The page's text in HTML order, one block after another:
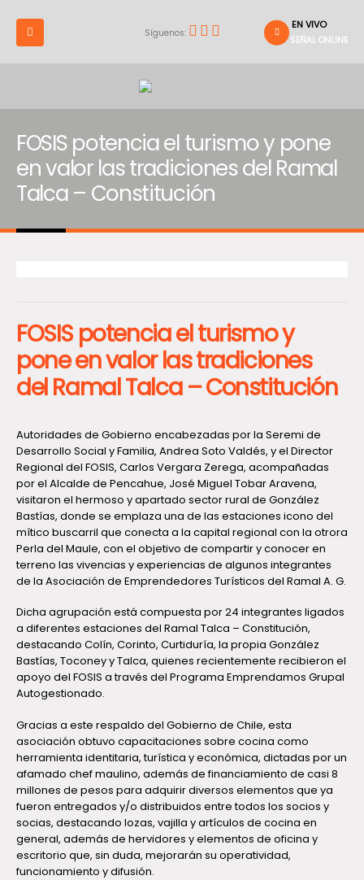
Síguenos:
EN VIVO
SEÑAL ONLINE
FOSIS potencia el turismo y pone
en valor las tradiciones del Ramal
Talca – Constitución
FOSIS potencia el turismo y
pone en valor las tradiciones
del Ramal Talca – Constitución
Autoridades de Gobierno encabezadas por la Seremi de
Desarrollo Social y Familia, Andrea Soto Valdés, y el Director
Regional del FOSIS, Carlos Vergara Zerega, acompañadas
por el Alcalde de Pencahue, José Miguel Tobar Aravena,
visitaron el hermoso y apartado sector rural de González
Bastías, donde se emplaza una de las estaciones icono del
mítico buscarril que conecta a la capital regional con la otrora
Perla del Maule, con el objetivo de compartir y conocer en
terreno las vivencias y experiencias de algunos integrantes
de la Asociación de Emprendedores Turísticos del Ramal A. G.
Dicha agrupación está compuesta por 24 integrantes ligados
a diferentes estaciones del Ramal Talca – Constitución,
destacando Colín, Corinto, Curtiduría, la propia González
Bastías, Toconey y Talca, quienes recientemente recibieron el
apoyo del FOSIS a través del Programa Emprendamos Grupal
Autogestionado.
Gracias a este respaldo del Gobierno de Chile, esta
asociación obtuvo capacitaciones sobre cocina como
herramienta identitaria, turística y económica, dictadas por un
afamado chef maulino, además de financiamiento de casi 8
millones de pesos para adquirir diversos elementos que ya
fueron entregados y/o distribuidos entre todos los socios y
socias, destacando lozas, vajilla y artículos de cocina en
general, además de hervidores y elementos de oficina y
escritorio que, sin duda, mejorarán su operatividad,
funcionamiento y difusión.